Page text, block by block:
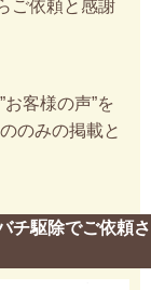
ご依頼と感謝
客様の声”を
のみの掲載と
チ駆除でご依頼さ